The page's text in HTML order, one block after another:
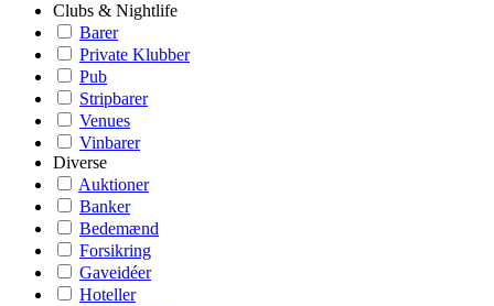
Clubs & Nightlife
Barer
Private Klubber
Pub
Stripbarer
Venues
Vinbarer
Diverse
Auktioner
Banker
Bedemænd
Forsikring
Gaveidéer
Hoteller